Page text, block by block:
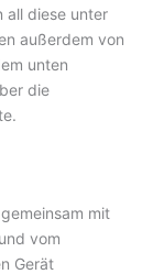
all diese unter
außerdem von
unten
die
mit
vom
Gerät